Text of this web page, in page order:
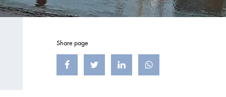
Share page
Teilen auf Facebook Teilen auf X (früher Twitter) Teilen auf LinkedIn